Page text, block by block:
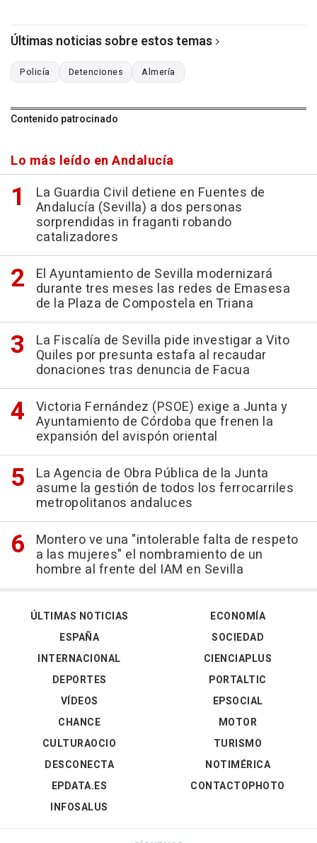
Últimas noticias sobre estos temas
Policía Detenciones Almería
Contenido patrocinado
Lo más leído en Andalucía
La Guardia Civil detiene en Fuentes de
Andalucía (Sevilla) a dos personas
sorprendidas in fraganti robando
catalizadores
El Ayuntamiento de Sevilla modernizará
durante tres meses las redes de Emasesa
de la Plaza de Compostela en Triana
La Fiscalía de Sevilla pide investigar a Vito
Quiles por presunta estafa al recaudar
donaciones tras denuncia de Facua
Victoria Fernández (PSOE) exige a Junta y
Ayuntamiento de Córdoba que frenen la
expansión del avispón oriental
La Agencia de Obra Pública de la Junta
asume la gestión de todos los ferrocarriles
metropolitanos andaluces
Montero ve una "intolerable falta de respeto
a las mujeres" el nombramiento de un
hombre al frente del IAM en Sevilla
ÚLTIMAS NOTICIAS
ESPAÑA
INTERNACIONAL
DEPORTES
VÍDEOS
ECONOMÍA
SOCIEDAD
CIENCIAPLUS
PORTALTIC
EPSOCIAL
CHANCE
CULTURAOCIO
DESCONECTA
EPDATA.ES
INFOSALUS
MOTOR
TURISMO
NOTIMÉRICA
CONTACTOPHOTO